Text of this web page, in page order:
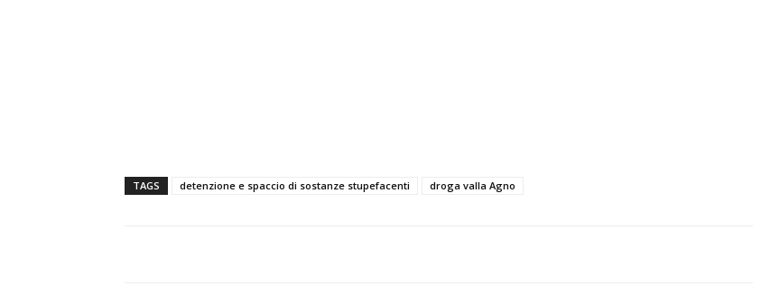
TAGS detenzione e spaccio di sostanze stupefacenti droga valla Agno